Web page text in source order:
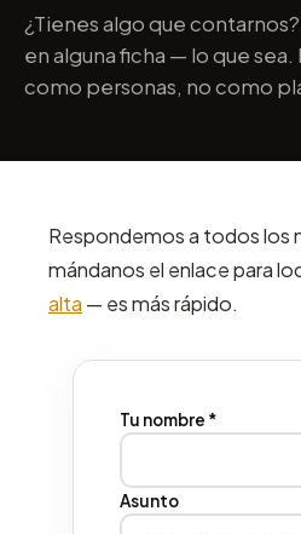
¿Tienes algo que
en alguna ficha — lo que
como personas, no como
Respondemos a todos los
mándanos el enlace para
alta — es más rápido.
Tu nombre *
Asunto